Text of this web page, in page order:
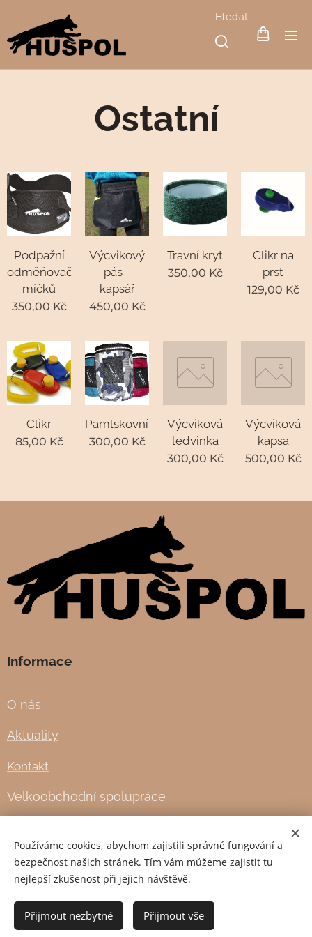
Hledat
Ostatní
Podpažní
odměňovač
míčků
350,00 Kč
Výcvikový
pás -
kapsář
450,00 Kč
Travní kryt
350,00 Kč
Clikr na
prst
129,00 Kč
Clikr
85,00 Kč
Pamlskovník
300,00 Kč
Výcviková
ledvinka
300,00 Kč
Výcviková
kapsa
500,00 Kč
Informace
O nás
Aktuality
Kontakt
Velkoobchodní spolupráce
Doprava a platba
Používáme cookies, abychom zajistili správné fungování a
bezpečnost našich stránek. Tím vám můžeme zajistit tu
nejlepší zkušenost při jejich návštěvě.
Přijmout nezbytné Přijmout vše